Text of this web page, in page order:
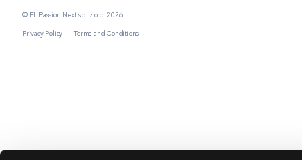
© EL Passion Next sp. z o.o. 2026
Privacy Policy Terms and Conditions